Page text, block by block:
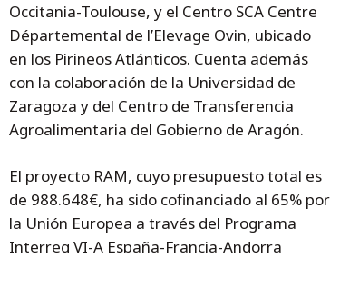
Occitania-Toulouse, y el Centro SCA Centre
Départemental de l’Elevage Ovin, ubicado
en los Pirineos Atlánticos. Cuenta además
con la colaboración de la Universidad de
Zaragoza y del Centro de Transferencia
Agroalimentaria del Gobierno de Aragón.
El proyecto RAM, cuyo presupuesto total es
de 988.648€, ha sido cofinanciado al 65% por
la Unión Europea a través del Programa
Interreg VI-A España-Francia-Andorra